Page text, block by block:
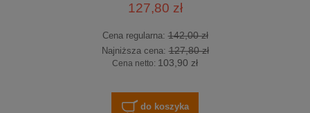
127,80 zł
Cena regularna:142,00 zł
Najniższa cena:127,80 zł
Cena netto: 103,90 zł
do koszyka